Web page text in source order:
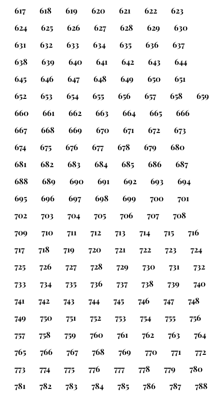
617
618 619 620 621 622
623
624
625 626 627 628 629
630
631
632 633 634 635 636
637
638
639 640 641 642 643
644
645
646 647 648 649 650
651
652
653 654 655 656 657 658
659
660
661 662 663 664 665
666
667
668 669 670 671 672
673
674
675 676 677 678 679
680
681
682 683 684 685 686
687
688
689 690 691 692 693
694
695
696 697 698 699 700
701
702
703 704 705 706 707
708
709
710 711 712 713 714 715
716
717
718 719 720 721 722 723
724
725
726 727 728 729 730 731
732
733
734 735 736 737 738 739
740
741
742 743 744 745 746 747
748
749
750 751 752 753 754 755
756
757
758 759 760 761 762 763
764
765
766 767 768 769 770 771
772
773
774 775 776 777 778 779
780
781
782 783 784 785 786 787
788